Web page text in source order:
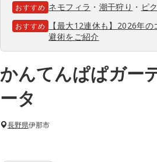
おすすめ ネモフィラ ・ 潮干狩り ・ ピ
おすすめ
【最大12連休も】2026年
避術をご紹介
かんてんぱぱガー
ータ
長野県伊那市